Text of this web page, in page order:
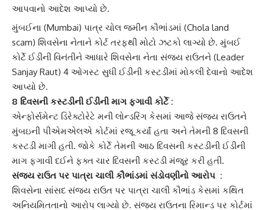
આપવાનો આદેશ આપ્યો છે.
મુંબઈના (Mumbai) પાત્ર ચોલ જમીન કૌભાંડમાં (Chola land
scam) શિવસેના નેતાને કોર્ટ તરફથી મોટો ઝટકો લાગ્યો છે. મુંબઈ
કોર્ટે ઈડીની વિનંતીને આધારે શિવસેના નેતા સંજય રાઉતને (Leader
Sanjay Raut) 4 ઓગસ્ટ સુધી ઈડીની કસ્ટડીમાં મોકલી દેવાનો આદેશ
આપ્યો છે.
8 દિવસની કસ્ટડીની ઈડીની માગ ફગાવી કોર્ટે :
એન્ફોર્સમેન્ટ ડિરેક્ટોરેટે મની લોન્ડરિંગ કેસમાં આજે સંજય રાઉતને
મુંબઇની પીએમએલએ કોર્ટમાં રજૂ કર્યાં હતા અને તેમની 8 દિવસની
કસ્ટડી માગી હતી. જોકે કોર્ટે તેમની આઠ દિવસની કસ્ટડીની ઈડીની
માગ ફગાવી દઈને ફક્ત ચાર દિવસની કસ્ટડી મંજૂર કરી હતી.
સંજય રાઉત પર પાત્રા ચાલી કૌભાંડમાં સંડોવણીનો આરોપ :
શિવસેના સાંસદ સંજય રાઉત પર પાત્રા ચાલી કૌભાંડ કેસમાં કથિત
અનિયમિતતાનો આરોપ લાગ્યો છે. સંજય રાઉતના રિમાન્ડ પર કોર્ટમાં